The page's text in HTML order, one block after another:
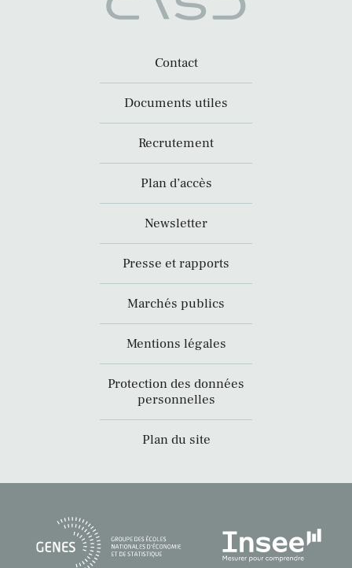
Contact
Documents utiles
Recrutement
Plan d’accès
Newsletter
Presse et rapports
Marchés publics
Mentions légales
Protection des données
personnelles
Plan du site